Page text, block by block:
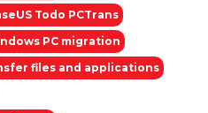
Todo PCTrans
PC migration
files and applications